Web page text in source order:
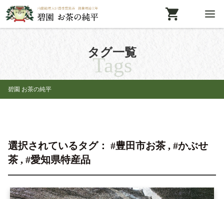
タグ一覧
Tags
碧園 お茶の純平
選択されているタグ： #豊田市お茶 , #かぶせ
茶 , #愛知県特産品